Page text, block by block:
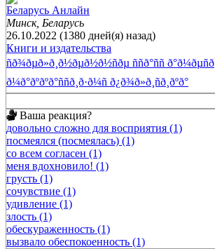
Беларусь Анлайн
Минск, Беларусь
26.10.2022 (1380 дней(я) назад)
Книги и издательства
ñð¾ðµð»ð¸ð½ðµð½ð½ñðµ ññð°ññ
ð¼ð°ðºðºð°ññð¸ð·ð¼ñ ð¿ð¾ð»ð¸ñð¸ðºð°
Ваша реакция?
довольно сложно для восприятия (1)
посмеялся (посмеялась) (1)
со всем согласен (1)
меня вдохновило! (1)
грусть (1)
сочувствие (1)
удивление (1)
злость (1)
обескураженность (1)
вызвало обеспокоенность (1)